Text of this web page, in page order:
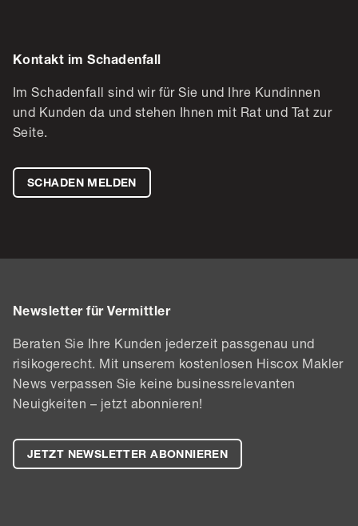
Kontakt im Schadenfall
Im Schadenfall sind wir für Sie und Ihre Kundinnen
und Kunden da und stehen Ihnen mit Rat und Tat zur
Seite.
SCHADEN MELDEN
Newsletter für Vermittler
Beraten Sie Ihre Kunden jederzeit passgenau und
risikogerecht. Mit unserem kostenlosen Hiscox Makler
News verpassen Sie keine businessrelevanten
Neuigkeiten – jetzt abonnieren!
JETZT NEWSLETTER ABONNIEREN